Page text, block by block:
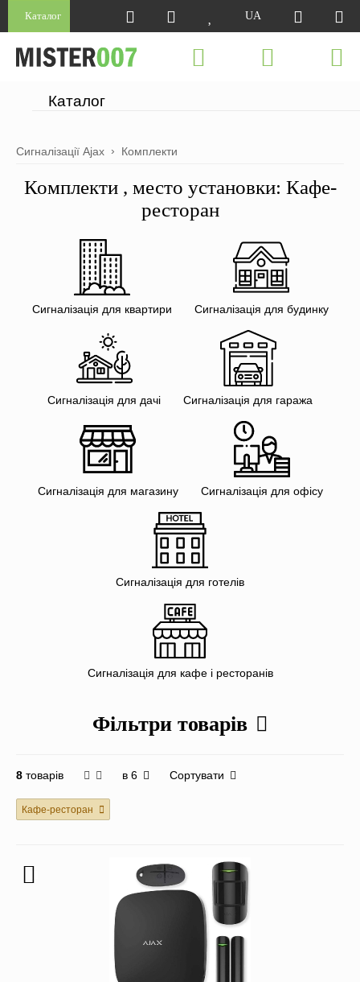
Каталог UA
Каталог
Сигналізації Ajax Комплекти
Комплекти , место установки: Кафе-
ресторан
Сигналізація для квартири Сигналізація для будинку
Сигналізація для дачі Сигналізація для гаража
Сигналізація для магазину Сигналізація для офісу
Сигналізація для готелів
Сигналізація для кафе і ресторанів
Фільтри товарів
Кафе-ресторан
8 товарів в 6 Сортувати